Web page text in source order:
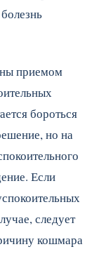
приемом
бороться
но на
Если
следует
кошмара